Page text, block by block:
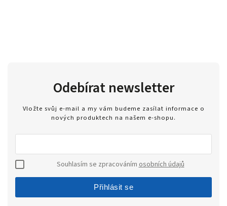
Odebírat newsletter
Vložte svůj e-mail a my vám budeme zasílat informace o
nových produktech na našem e-shopu.
Souhlasím se zpracovánímosobních údajů
Přihlásit se